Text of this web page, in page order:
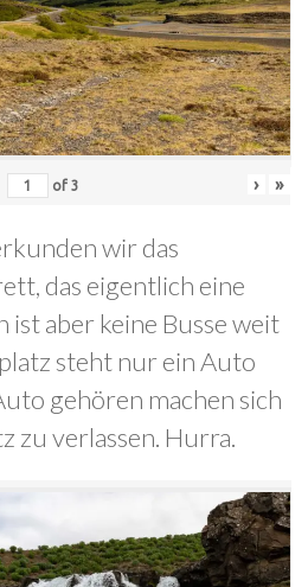
of 3 › »
wir das
das eigentlich eine
aber keine Busse weit
steht nur ein Auto
gehören machen sich
zu verlassen. Hurra.